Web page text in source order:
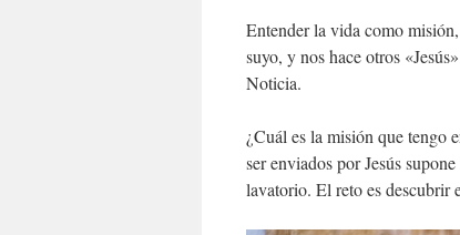
Entender la vida como
suyo, y nos hace otros
Noticia.
¿Cuál es la misión que tengo
ser enviados por Jesús
lavatorio. El reto es descubrir